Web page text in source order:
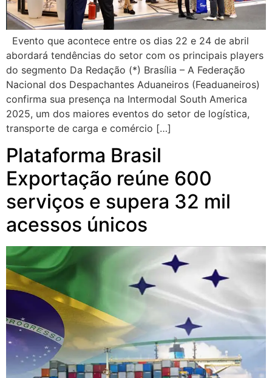
Evento que acontece entre os dias 22 e 24 de abril
abordará tendências do setor com os principais players
do segmento Da Redação (*) Brasília – A Federação
Nacional dos Despachantes Aduaneiros (Feaduaneiros)
confirma sua presença na Intermodal South America
2025, um dos maiores eventos do setor de logística,
transporte de carga e comércio […]
Plataforma Brasil
Exportação reúne 600
serviços e supera 32 mil
acessos únicos